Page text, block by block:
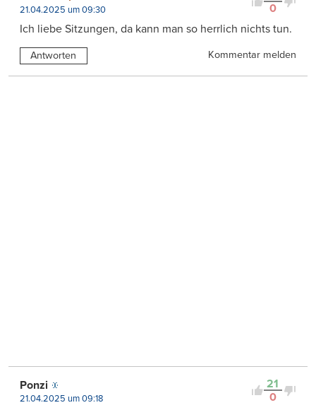
0
21.04.2025 um 09:30
Ich liebe Sitzungen, da kann man so herrlich nichts tun.
Antworten Kommentar melden
21
0
Ponzi
21.04.2025 um 09:18